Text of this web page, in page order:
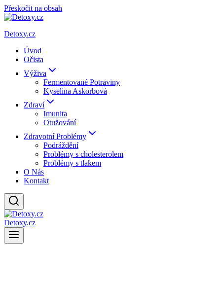
Přeskočit na obsah
Detoxy.cz
Úvod
Očista
Výživa
Fermentované Potraviny
Kyselina Askorbová
Zdraví
Imunita
Otužování
Zdravotní Problémy
Podráždění
Problémy s cholesterolem
Problémy s tlakem
O Nás
Kontakt
Detoxy.cz